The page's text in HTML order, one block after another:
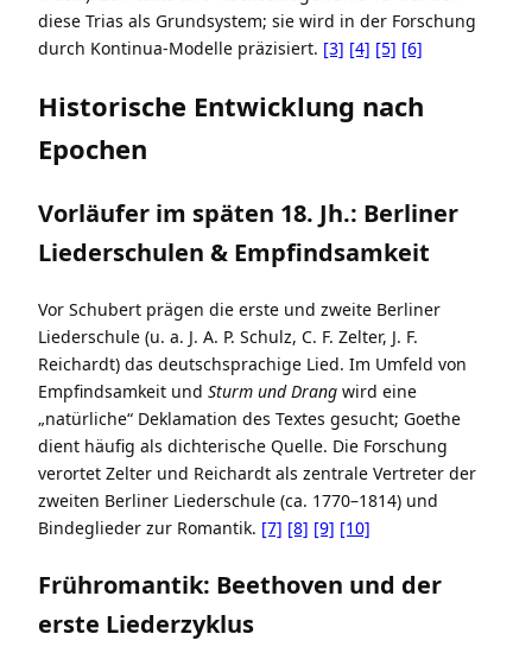
diese Trias als Grundsystem; sie wird in der Forschung
durch Kontinua-Modelle präzisiert. [3] [4] [5] [6]
Historische Entwicklung nach
Epochen
Vorläufer im späten 18. Jh.: Berliner
Liederschulen & Empfindsamkeit
Vor Schubert prägen die erste und zweite Berliner
Liederschule (u. a. J. A. P. Schulz, C. F. Zelter, J. F.
Reichardt) das deutschsprachige Lied. Im Umfeld von
Empfindsamkeit und Sturm und Drang wird eine
„natürliche“ Deklamation des Textes gesucht; Goethe
dient häufig als dichterische Quelle. Die Forschung
verortet Zelter und Reichardt als zentrale Vertreter der
zweiten Berliner Liederschule (ca. 1770–1814) und
Bindeglieder zur Romantik. [7] [8] [9] [10]
Frühromantik: Beethoven und der
erste Liederzyklus